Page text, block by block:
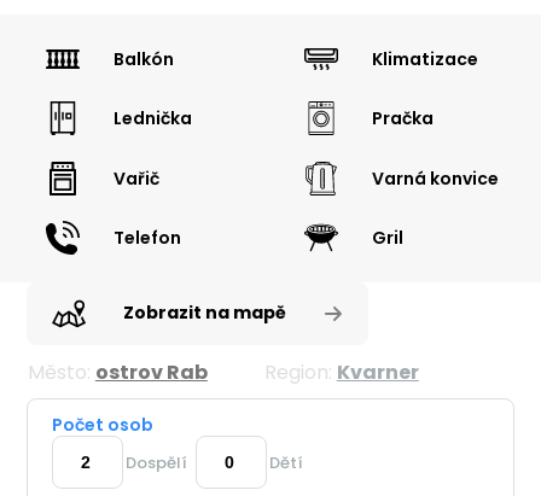
Balkón Klimatizace
Lednička Pračka
Vařič Varná konvice
Telefon Gril
Zobrazit na mapě
Město: ostrov Rab Region: Kvarner
Počet osob
Dospělí Dětí